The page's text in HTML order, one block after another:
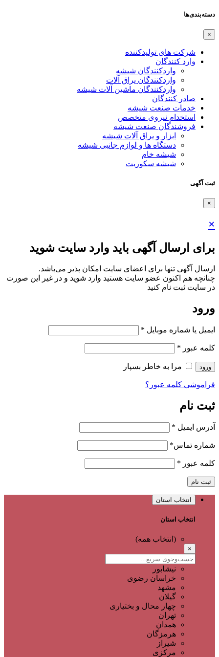
دسته‌بندی‌ها
×
شرکت های تولیدکننده
وارد کنندگان
واردکنندگان شیشه
واردکنندگان یراق آلات
واردکنندگان ماشین آلات شیشه
صادر کنندگان
خدمات صنعت شیشه
استخدام نیروی متخصص
فروشندگان صنعت شیشه
ابزار و یراق آلات شیشه
دستگاه ها و لوازم جانبی شیشه
شیشه خام
شیشه سکوریت
ثبت آگهی
×
×
برای ارسال آگهی باید وارد سایت شوید
ارسال آگهی تنها برای اعضای سایت امکان پذیر می‌باشد.
چنانچه هم‌ اکنون عضو سایت هستید وارد شوید و در غیر این صورت
در سایت ثبت نام کنید
ورود
ایمیل یا شماره موبایل *
کلمه عبور *
ورود مرا به خاطر بسپار
فراموشی کلمه عبور؟
ثبت نام
آدرس ایمیل *
شماره تماس*
کلمه عبور *
ثبت نام
انتخاب استان
انتخاب استان
(انتخاب همه)
×
نیشابور
خراسان رضوی
مشهد
گیلان
چهار محال و بختیاری
تهران
همدان
هرمزگان
شیراز
مرکزی